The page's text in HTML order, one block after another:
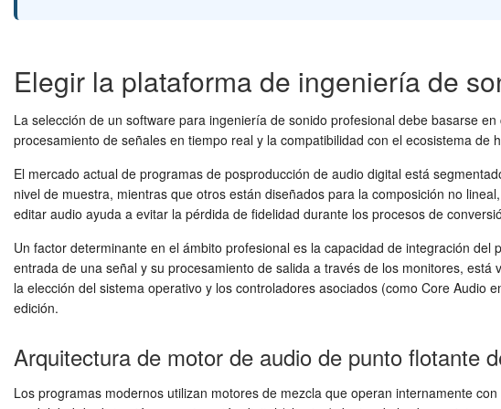
Elegir la plataforma de ingeniería de
La selección de un software para ingeniería de sonido profesional debe basarse
procesamiento de señales en tiempo real y la compatibilidad con el ecosistema de
El mercado actual de programas de posproducción de audio digital está
nivel de muestra, mientras que otros están diseñados para la composición no
editar audio ayuda a evitar la pérdida de fidelidad durante los procesos de
Un factor determinante en el ámbito profesional es la capacidad de integración
entrada de una señal y su procesamiento de salida a través de los monitores,
la elección del sistema operativo y los controladores asociados (como Core
edición.
Arquitectura de motor de audio de punto flotante
Los programas modernos utilizan motores de mezcla que operan internamente